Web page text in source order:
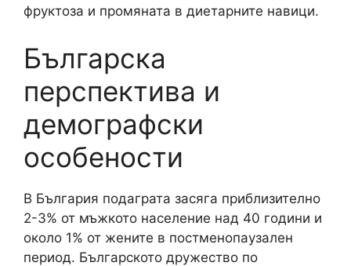
фруктоза и промяната в диетарните навици.
Българска
перспектива и
демографски
особености
В България подаграта засяга приблизително
2-3% от мъжкото население над 40 години и
около 1% от жените в постменопаузален
период. Българското дружество по